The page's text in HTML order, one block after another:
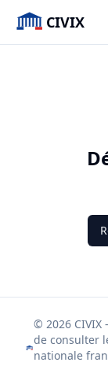
CIVIX
© 2026
de consulter
nationale